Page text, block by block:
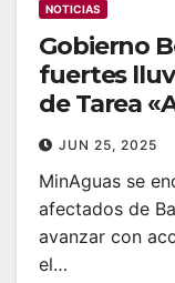
NOTICIAS
Gobierno
fuertes
de Tarea
JUN 25, 2025
MinAguas se
afectados de
avanzar con
el…